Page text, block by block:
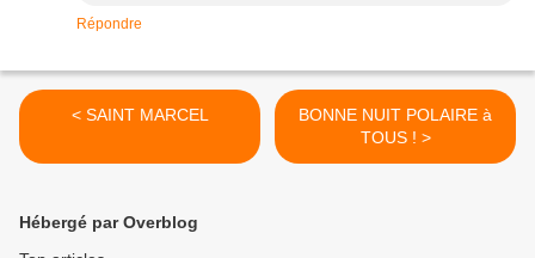
Répondre
< SAINT MARCEL
BONNE NUIT POLAIRE à
TOUS ! >
Hébergé par Overblog